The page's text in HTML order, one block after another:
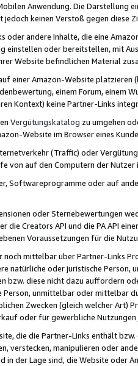
Anwendung. Die Darstellung
keinen Verstoß gegen diese
oder andere Inhalte, die eine
einstellen oder bereitstellen, mit
Website befindlichen Material
einer Amazon-Website
einem Forum, einem
Kontext) keine Partner-Links
Vergütungskatalog zu umgehen
Website im Browser eines
(Traffic) oder
von auf den Computern der
Softwareprogramme oder auf
oder Sternebewertungen
die Creators API und die PA API
Voraussetzungen für die
mittelbar über Partner-Links
natürliche oder juristische
bzw. diese nicht dazu auffordern
unmittelbar oder mittelbar
Zwecken (gleich welcher Art)
oder für gewerbliche
die die Partner-Links enthält
verstecken, manipulieren oder
in der Lage sind, die Website oder